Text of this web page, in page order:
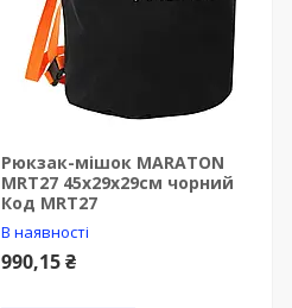
Рюкзак-мішок MARATON
MRT27 45х29х29см чорний
Код MRT27
В наявності
990,15 ₴